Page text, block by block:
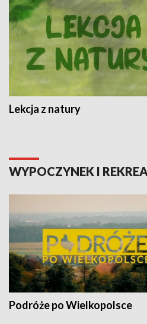
Lekcja z natury
WYPOCZYNEK I
Podróże po Wielkopolsce